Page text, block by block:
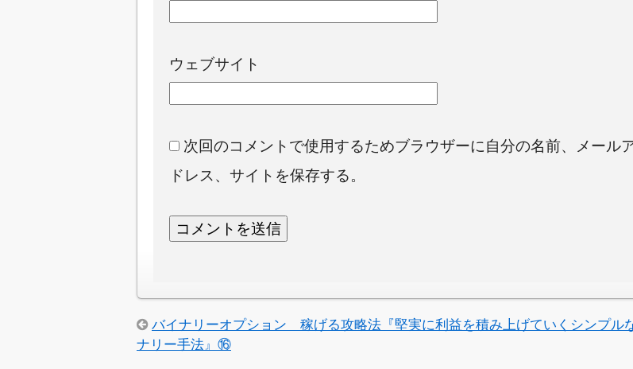
ウェブサイト
次回のコメントで使用するためブラウザーに自分の名前、メール
ドレス、サイトを保存する。
バイナリーオプション 稼げる攻略法『堅実に利益を積み上げていくシンプル
ナリー手法』⑯